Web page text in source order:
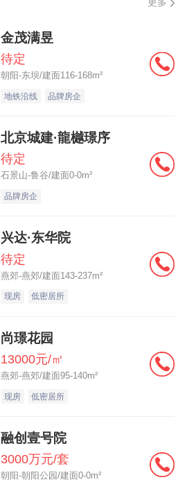
更多
金茂满昱
待定
朝阳-东坝/建面116-168m²
地铁沿线 品牌房企
北京城建·龍樾璟序
待定
石景山-鲁谷/建面0-0m²
品牌房企
兴达·东华院
待定
燕郊-燕郊/建面143-237m²
现房 低密居所
尚璟花园
13000元/㎡
燕郊-燕郊/建面95-140m²
现房 低密居所
融创壹号院
3000万元/套
朝阳-朝阳公园/建面0-0m²